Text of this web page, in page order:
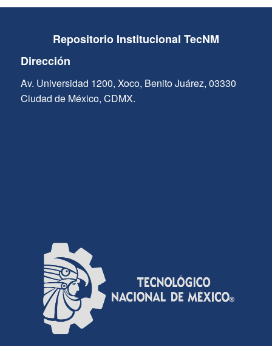
Repositorio Institucional TecNM
Dirección
Av. Universidad 1200, Xoco, Benito Juárez, 03330
Ciudad de México, CDMX.